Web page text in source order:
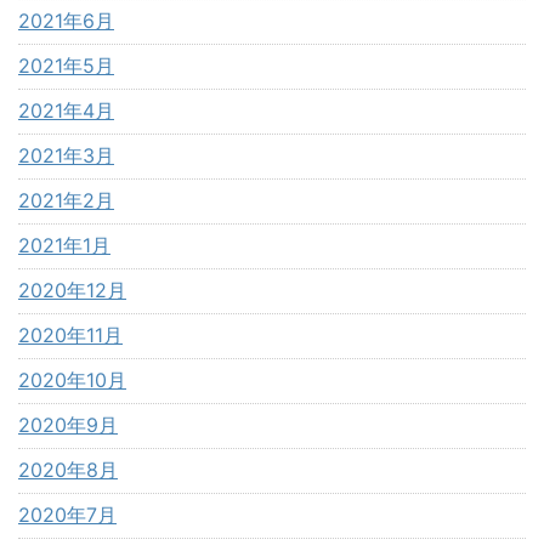
2021年6月
2021年5月
2021年4月
2021年3月
2021年2月
2021年1月
2020年12月
2020年11月
2020年10月
2020年9月
2020年8月
2020年7月